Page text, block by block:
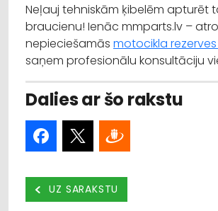
Neļauj tehniskām ķibelēm apturēt
braucienu! Ienāc mmparts.lv –
nepieciešamās motocikla
saņem profesionālu konsultāciju
Dalies ar šo rakstu
UZ SARAKSTU